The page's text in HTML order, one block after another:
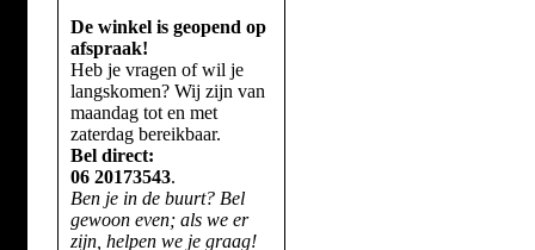
De winkel is geopend op
afspraak!
Heb je vragen of wil je
langskomen? Wij zijn van
maandag tot en met
zaterdag bereikbaar.
Bel direct:
06 20173543.
Ben je in de buurt? Bel
gewoon even; als we er
zijn, helpen we je graag!